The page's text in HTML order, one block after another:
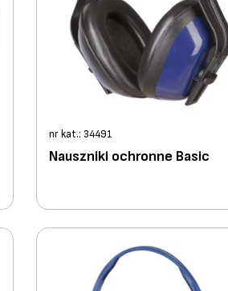
nr kat.: 34491
Nauszniki ochronne Basic